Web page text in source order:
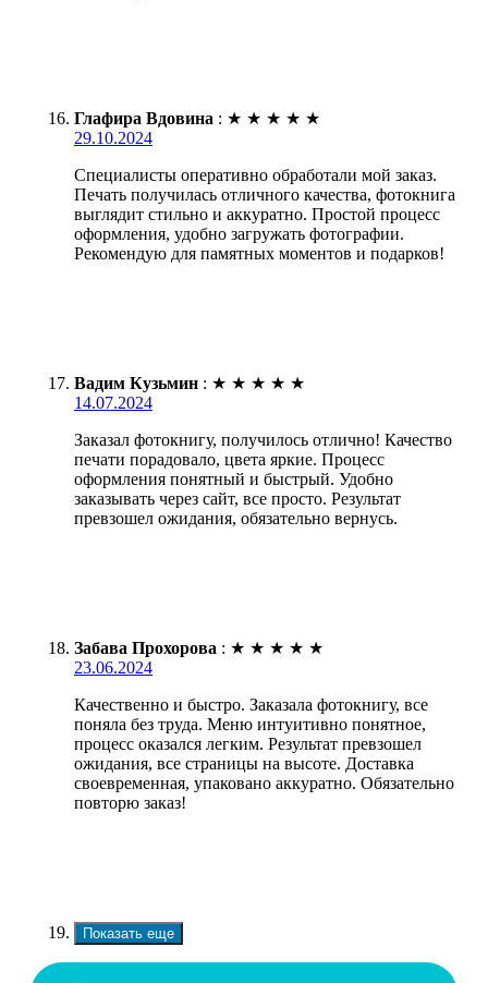
Глафира Вдовина : ★ ★ ★ ★ ★
29.10.2024
Специалисты оперативно обработали мой заказ.
Печать получилась отличного качества, фотокнига
выглядит стильно и аккуратно. Простой процесс
оформления, удобно загружать фотографии.
Рекомендую для памятных моментов и подарков!
Вадим Кузьмин : ★ ★ ★ ★ ★
14.07.2024
Заказал фотокнигу, получилось отлично! Качество
печати порадовало, цвета яркие. Процесс
оформления понятный и быстрый. Удобно
заказывать через сайт, все просто. Результат
превзошел ожидания, обязательно вернусь.
Забава Прохорова : ★ ★ ★ ★ ★
23.06.2024
Качественно и быстро. Заказала фотокнигу, все
поняла без труда. Меню интуитивно понятное,
процесс оказался легким. Результат превзошел
ожидания, все страницы на высоте. Доставка
своевременная, упаковано аккуратно. Обязательно
повторю заказ!
Показать еще